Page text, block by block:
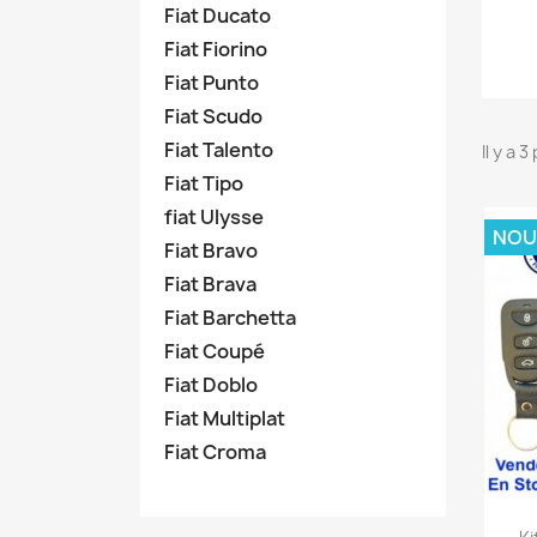
Fiat Ducato
Fiat Fiorino
Fiat Punto
Fiat Scudo
Fiat Talento
Fiat Tipo
fiat Ulysse
Fiat Bravo
Fiat Brava
Fiat Barchetta
Fiat Coupé
Fiat Doblo
Fiat Multiplat
Fiat Croma
Il y a